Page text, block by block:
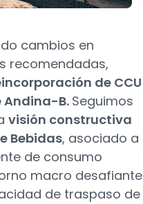
cambios en
recomendadas,
de CCU
Andina-B.Seguimos
visión constructiva
Bebidas, asociado a
de consumo
macro desafiante
de traspaso de